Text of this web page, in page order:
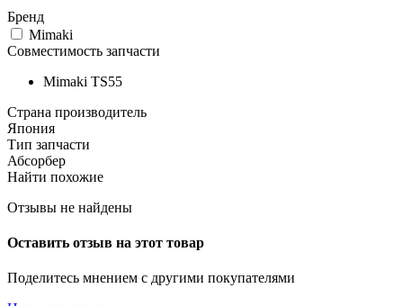
Бренд
Mimaki
Совместимость запчасти
Mimaki TS55
Страна производитель
Япония
Тип запчасти
Абсорбер
Найти похожие
Отзывы не найдены
Оставить отзыв на этот товар
Поделитесь мнением с другими покупателями